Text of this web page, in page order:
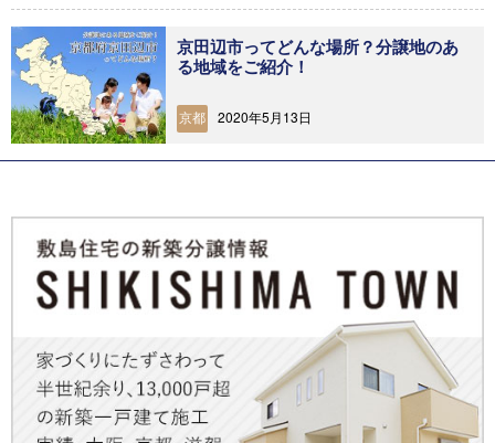
京田辺市ってどんな場所？分譲地のあ
る地域をご紹介！
京都 2020年5月13日